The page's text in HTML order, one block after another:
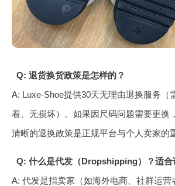
Q: 退货换货政策是怎样的？
A: Luxe-Shoe提供30天无理由退换服务（
着、无损坏）。如果因尺码问题需要更换
清晰的退换政策是正规平台与个人卖家的
Q: 什么是代发（Dropshipping）？适合
A: 代发是指卖家（如海外电商、社群运营